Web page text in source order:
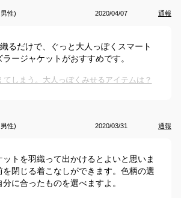
性) 2020/04/07 通報
るだけで、ぐっと大人っぽくスマート
ージャケットがおすすめです。
てしまう。大人っぽくみせるアイテムは？
性) 2020/03/31 通報
ットを羽織って出かけるとよいと思いま
閉じる着こなしができます。色柄の選
に合ったものを選べますよ。